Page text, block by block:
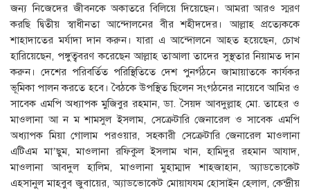
জন্য নিজেদের জীবনকে অকাতরে বিলিয়ে দিয়েছেন। আমরা আরও স্মরণ
করছি দ্বিতীয় স্বাধীনতা আন্দোলনের বীর শহীদদের। আল্লাহ প্রত্যেককে
শাহাদাতের মর্যাদা দান করুন। যারা এ আন্দোলনে আহত হয়েছেন, চোখ
হারিয়েছেন, পঙ্গুত্ববরণ করেছেন আল্লাহ তাআলা তাদের সুস্থতার নিয়ামত দান
করুন। দেশের পরিবর্তিত পরিস্থিতিতে দেশ পুনর্গঠনে জামায়াতকে কার্যকর
ভূমিকা পালন করতে হবে। বৈঠকে উপস্থিত ছিলেন সংগঠনের নায়েবে আমির ও
সাবেক এমপি অধ্যাপক মুজিবুর রহমান, ডা. সৈয়দ আবদুল্লাহ মো. তাহের ও
মাওলানা আ ন ম শামসুল ইসলাম, সেক্রেটারি জেনারেল ও সাবেক এমপি
অধ্যাপক মিয়া গোলাম পরওয়ার, সহকারী সেক্রেটারি জেনারেল মাওলানা
এটিএম মা’ছুম, মাওলানা রফিকুল ইসলাম খান, হামিদুর রহমান আযাদ,
মাওলানা আবদুল হালিম, মাওলানা মুহাম্মাদ শাহজাহান, অ্যাডভোকেট
এহসানুল মাহবুব জুবায়ের, অ্যাডভোকেট মোয়াযযম হোসাইন হেলাল, কেন্দ্রীয়